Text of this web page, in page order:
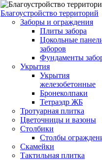
Благоустройство территорий
Заборы и ограждения
Плиты забора
Цокольные
заборов
Фундаменты
Укрытия
Укрытия
железобетонные
Бронеколпаки
Тетраэдр ЖБ
Тротуарная плитка
Цветочницы и вазоны
Столбики
Столбы
Скамейки
Тактильная плитка